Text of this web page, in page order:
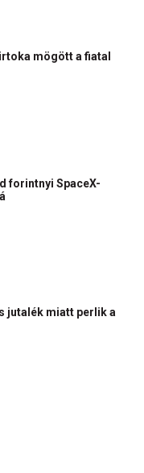
mögött a fiatal
forintnyi SpaceX-
jutalék miatt perlik a